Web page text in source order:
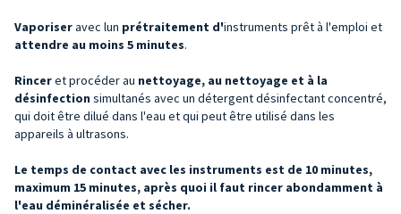
Vaporiseravec lun prétraitement d'instruments prêt à l'emploi et
attendre au moins 5 minutes.
Rinceret procéder au nettoyage, au nettoyage et à la
désinfection simultanés avec un détergent désinfectant concentré,
qui doit être dilué dans l'eau et qui peut être utilisé dans les
appareils à ultrasons.
Le temps de contact avec les instruments est de 10 minutes,
maximum 15 minutes, après quoi il faut rincer abondamment à
l'eau déminéralisée et sécher.